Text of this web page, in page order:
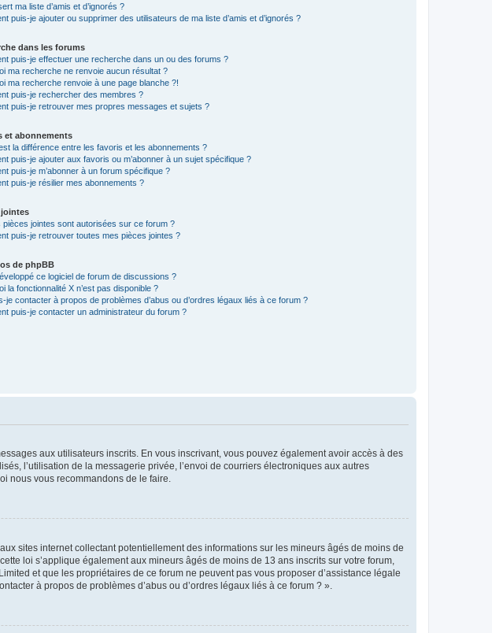
ma liste d’amis et d’ignorés ?
puis-je ajouter ou supprimer des utilisateurs de ma liste d’amis et d’ignorés ?
dans les forums
puis-je effectuer une recherche dans un ou des forums ?
ma recherche ne renvoie aucun résultat ?
ma recherche renvoie à une page blanche ?!
puis-je rechercher des membres ?
puis-je retrouver mes propres messages et sujets ?
et abonnements
la différence entre les favoris et les abonnements ?
puis-je ajouter aux favoris ou m’abonner à un sujet spécifique ?
puis-je m’abonner à un forum spécifique ?
puis-je résilier mes abonnements ?
jointes
pièces jointes sont autorisées sur ce forum ?
puis-je retrouver toutes mes pièces jointes ?
de phpBB
ce logiciel de forum de discussions ?
la fonctionnalité X n’est pas disponible ?
je contacter à propos de problèmes d’abus ou d’ordres légaux liés à ce forum ?
puis-je contacter un administrateur du forum ?
aux utilisateurs inscrits. En vous inscrivant, vous pouvez également avoir accès à des
l’utilisation de la messagerie privée, l’envoi de courriers électroniques aux autres
nous vous recommandons de le faire.
sites internet collectant potentiellement des informations sur les mineurs âgés de moins de
loi s’applique également aux mineurs âgés de moins de 13 ans inscrits sur votre forum,
et que les propriétaires de ce forum ne peuvent pas vous proposer d’assistance légale
à propos de problèmes d’abus ou d’ordres légaux liés à ce forum ? ».